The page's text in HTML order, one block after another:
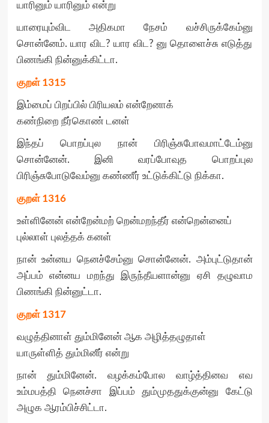
யாரினும் யாரினும் என்று
யாரையும்விட அதிகமா நேசம் வச்சிருக்கேம்னு
சொன்னேம். யார விட? யார விட? னு தொளைச்சு எடுத்து
பிணங்கி நின்னுக்கிட்டா.
குறள்1315
இம்மைப் பிறப்பில் பிரியலம் என்றேனாக்
கண்நிறை நீர்கொண் டனள்
இந்தப் பொறப்புல நான் பிரிஞ்சுபோவமாட்டேம்னு
சொன்னேன். இனி வரப்போவுத பொறப்புல
பிரிஞ்சுபோடுவேம்னு கண்ணீர் உட்டுக்கிட்டு நிக்கா.
குறள்1316
உள்ளினேன் என்றேன்மற் றென்மறந்தீர் என்றென்னைப்
புல்லாள் புலத்தக் கனள்
நான் உன்னய நெனச்சேம்னு சொன்னேன். அம்புட்டுதான்
அப்பம் என்னய மறந்து இருந்தீயளான்னு ஏசி தழுவாம
பிணங்கி நின்னுட்டா.
குறள்1317
வழுத்தினாள் தும்மினேன் ஆக அழித்தழுதாள்
யாருள்ளித் தும்மினீர் என்று
நான் தும்மினேன். வழக்கம்போல வாழ்த்தினவ எவ
உம்மபத்தி நெனச்சா இப்பம் தும்முததுக்குன்னு கேட்டு
அழுக ஆரம்பிச்சிட்டா.